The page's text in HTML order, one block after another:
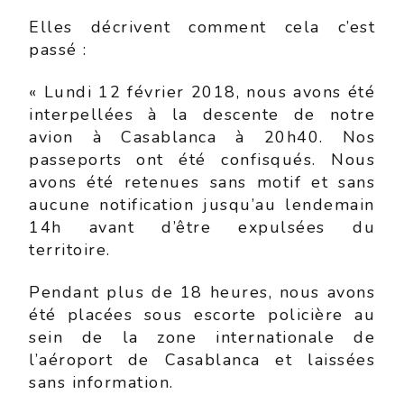
Elles décrivent comment cela c’est
passé :
« Lundi 12 février 2018, nous avons été
interpellées à la descente de notre
avion à Casablanca à 20h40. Nos
passeports ont été confisqués. Nous
avons été retenues sans motif et sans
aucune notification jusqu’au lendemain
14h avant d’être expulsées du
territoire.
Pendant plus de 18 heures, nous avons
été placées sous escorte policière au
sein de la zone internationale de
l’aéroport de Casablanca et laissées
sans information.